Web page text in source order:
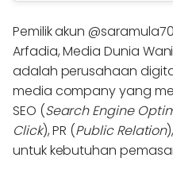
Pemilik akun
Arfadia, Media Dunia
adalah perusahaan
media company yang
SEO (Search Engine
Click), PR (Public Relation),
untuk kebutuhan